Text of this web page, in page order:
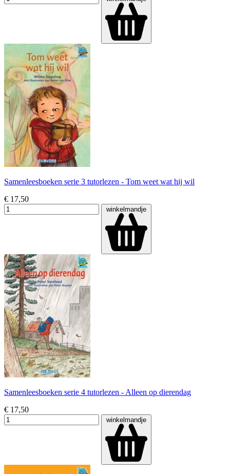
Samenleesboeken serie 3 tutorlezen - Tom weet wat hij wil
€ 17,50
winkelmandje
Samenleesboeken serie 4 tutorlezen - Alleen op dierendag
€ 17,50
winkelmandje